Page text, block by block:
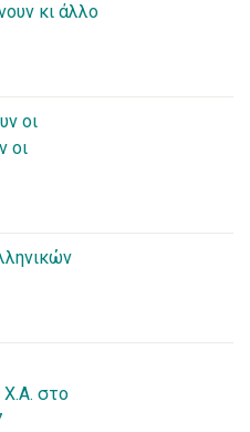
κι άλλο
οι
οι
στο